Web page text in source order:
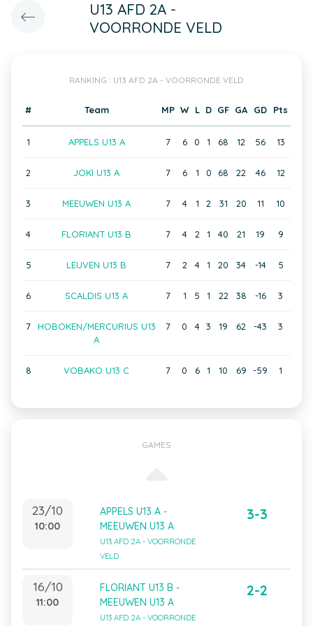
U13 AFD 2A -
VOORRONDE VELD
RANKING : U13 AFD 2A - VOORRONDE VELD
# Team MP W L D GF GA GD Pts
1 APPELS U13 A 7 6 0 1 68 12 56 13
2 JOKI U13 A 7 6 1 0 68 22 46 12
3 MEEUWEN U13 A 7 4 1 2 31 20 11 10
4 FLORIANT U13 B 7 4 2 1 40 21 19 9
5 LEUVEN U13 B 7 2 4 1 20 34 -14 5
6 SCALDIS U13 A 7 1 5 1 22 38 -16 3
7
HOBOKEN/MERCURIUS U13
A
7 0 4 3 19 62 -43 3
8 VOBAKO U13 C 7 0 6 1 10 69 -59 1
GAMES
23/10
10:00
APPELS U13 A -
MEEUWEN U13 A
U13 AFD 2A - VOORRONDE
VELD
3-3
16/10
11:00
FLORIANT U13 B -
MEEUWEN U13 A
U13 AFD 2A - VOORRONDE
2-2